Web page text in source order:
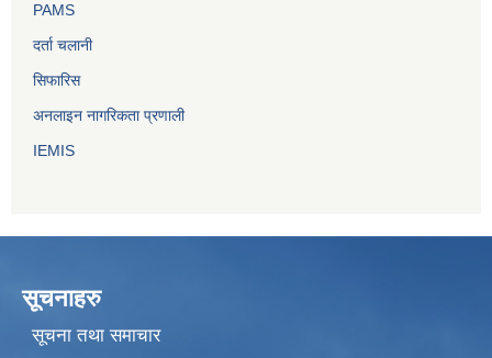
PAMS
दर्ता चलानी
सिफारिस
अनलाइन नागरिकता प्रणाली
IEMIS
सूचनाहरु
सूचना तथा समाचार